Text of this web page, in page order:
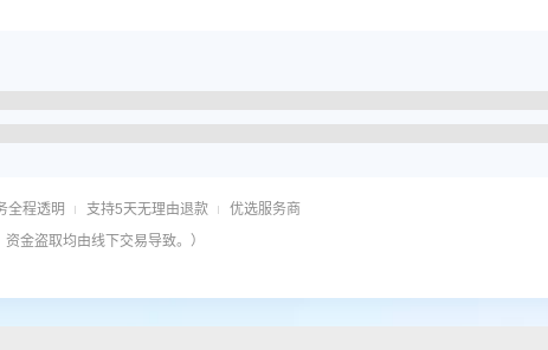
全程透明 支持5天无理由退款
优选服务商
金盗取均由线下交易导致。）